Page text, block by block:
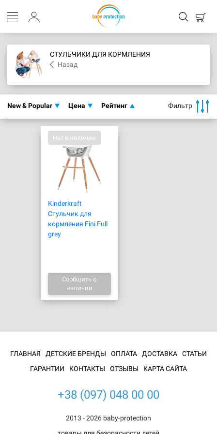
СТУЛЬЧИКИ ДЛЯ КОРМЛЕНИЯ
Назад
New & Popular Цена Рейтинг Фильтр
Нет в наличии
Kinderkraft
Стульчик для
кормления Fini Full
grey
Сообщить о
наличии
ГЛАВНАЯ ДЕТСКИЕ БРЕНДЫ ОПЛАТА ДОСТАВКА
СТАТЬИ
ГАРАНТИИ
КОНТАКТЫ ОТЗЫВЫ КАРТА САЙТА
+38 (097) 048 00 00
2013 - 2026 baby-protection